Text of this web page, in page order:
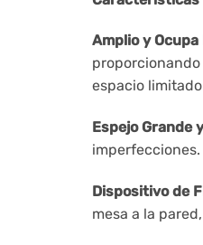
Amplio y Ocupa
espacio
Espejo Grande
imperfecciones.
Dispositivo de
mesa a la